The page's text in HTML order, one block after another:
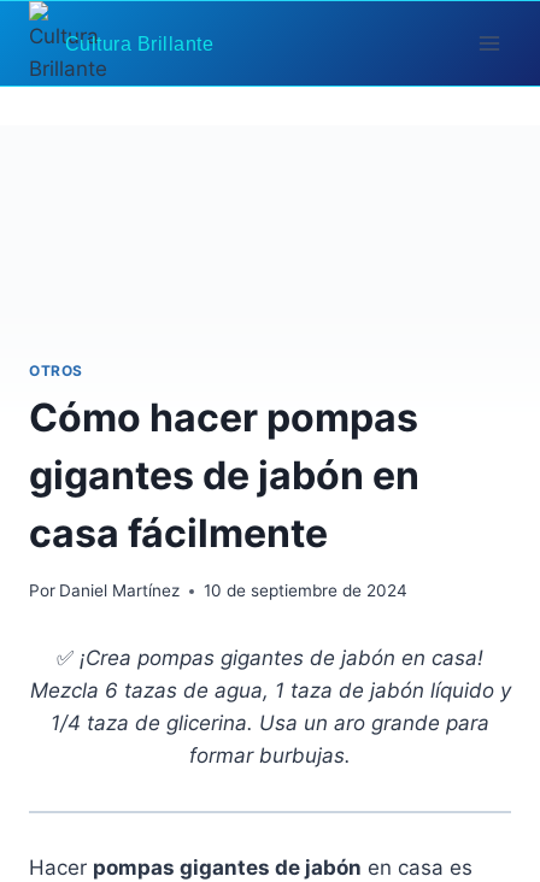
Saltar
contenido
Cultura Brillante
OTROS
Cómo hacer pompas
gigantes de jabón en
casa fácilmente
Por Daniel Martínez 10 de septiembre de 2024
✅ ¡Crea pompas gigantes de jabón en casa!
Mezcla 6 tazas de agua, 1 taza de jabón líquido y
1/4 taza de glicerina. Usa un aro grande para
formar burbujas.
Hacer pompas gigantes de jabón en casa es